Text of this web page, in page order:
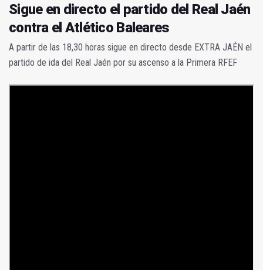
Sigue en directo el partido del Real Jaén
contra el Atlético Baleares
A partir de las 18,30 horas sigue en directo desde EXTRA JAÉN el
partido de ida del Real Jaén por su ascenso a la Primera RFEF